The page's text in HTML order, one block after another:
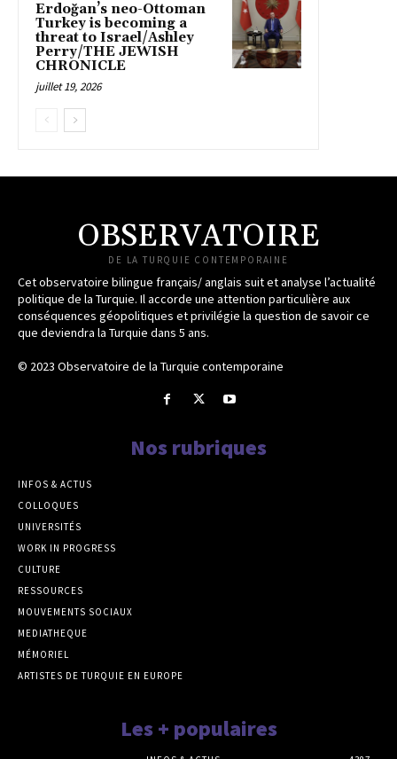
Erdoğan’s neo-Ottoman
Turkey is becoming a
threat to Israel/Ashley
Perry/THE JEWISH
CHRONICLE
juillet 19, 2026
OBSERVATOIRE
DE LA TURQUIE CONTEMPORAINE
Cet observatoire bilingue français/ anglais suit et analyse l’actualité
politique de la Turquie. Il accorde une attention particulière aux
conséquences géopolitiques et privilégie la question de savoir ce
que deviendra la Turquie dans 5 ans.
© 2023 Observatoire de la Turquie contemporaine
Nos rubriques
INFOS & ACTUS
COLLOQUES
UNIVERSITÉS
WORK IN PROGRESS
CULTURE
RESSOURCES
MOUVEMENTS SOCIAUX
MEDIATHEQUE
MÉMORIEL
ARTISTES DE TURQUIE EN EUROPE
Les + populaires